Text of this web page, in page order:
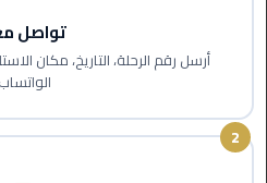
ليموزين
اسكندرية
تواصل
أرسل رقم الرحلة، التاريخ، مكان
2